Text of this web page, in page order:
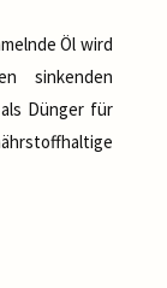
Öl wird
sinkenden
Dünger für